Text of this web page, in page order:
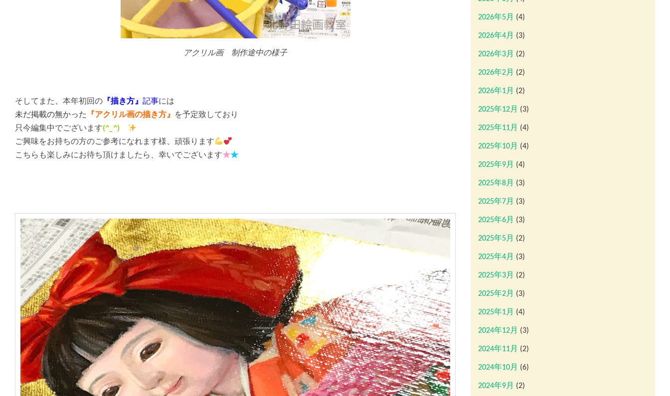
アクリル画 制作途中の様子
そしてまた、本年初回の 『描き方』 記事には
未だ掲載の無かった 『アクリル画の描き方』
を予定致しており
只今編集中でございます(^_^)ゞ
ご興味をお持ちの方のご参考になれます様、頑張ります
こちらも楽しみにお待ち頂けましたら、幸いでございます★★
2026年5月 (4)
2026年4月 (3)
2026年3月 (2)
2026年2月 (2)
2026年1月 (2)
2025年12月 (3)
2025年11月 (4)
2025年10月 (4)
2025年9月 (4)
2025年8月 (3)
2025年7月 (3)
2025年6月 (3)
2025年5月 (2)
2025年4月 (3)
2025年3月 (2)
2025年2月 (3)
2025年1月 (4)
2024年12月 (3)
2024年11月 (2)
2024年10月 (6)
2024年9月 (2)